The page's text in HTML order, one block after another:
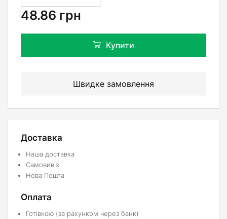
48.86 грн
Купити
Швидке замовлення
Доставка
Наша доставка
Самовивіз
Нова Пошта
Оплата
Готівкою (за рахунком через банк)